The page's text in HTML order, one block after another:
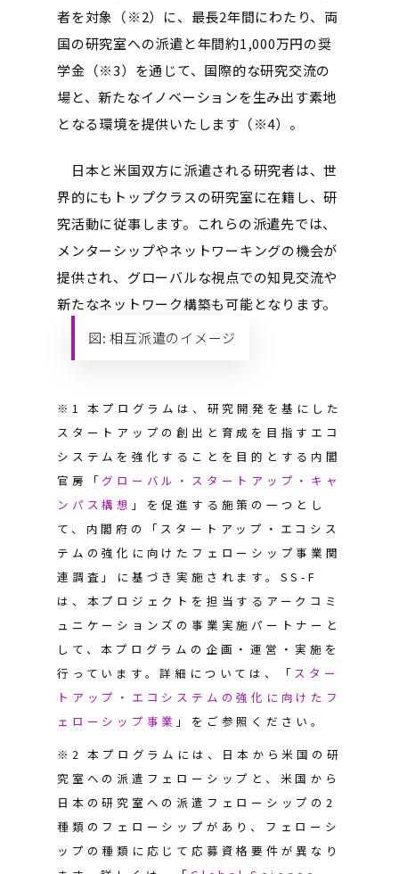
者を対象（※2）に、最長2年間にわたり、両
国の研究室への派遣と年間約1,000万円の奨
学金（※3）を通じて、国際的な研究交流の
場と、新たなイノベーションを生み出す素地
となる環境を提供いたします（※4）。
日本と米国双方に派遣される研究者は、世
界的にもトップクラスの研究室に在籍し、研
究活動に従事します。これらの派遣先では、
メンターシップやネットワーキングの機会が
提供され、グローバルな視点での知見交流や
新たなネットワーク構築も可能となります。
図: 相互派遣のイメージ
※1 本プログラムは、研究開発を基にした
スタートアップの創出と育成を目指すエコ
システムを強化することを目的とする内閣
官房「 グローバル・スタートアップ・キャ
ンパス構想 」を促進する施策の一つとし
て、内閣府の「スタートアップ・エコシス
テムの強化に向けたフェローシップ事業関
連調査」に基づき実施されます。SS-F
は、本プロジェクトを担当するアークコミ
ュニケーションズの事業実施パートナーと
して、本プログラムの企画・運営・実施を
行っています。詳細については、「 スター
トアップ・エコシステムの強化に向けたフ
ェローシップ事業 」をご参照ください。
※2 本プログラムには、日本から米国の研
究室への派遣フェローシップと、米国から
日本の研究室への派遣フェローシップの2
種類のフェローシップがあり、フェローシ
ップの種類に応じて応募資格要件が異なり